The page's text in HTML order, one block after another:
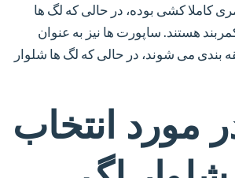
کاملا کشی بوده، در حالی که لگ ها
هستند. ساپورت ها نیز به عنوان
می شوند، در حالی که لگ ها شلوار
مورد انتخاب